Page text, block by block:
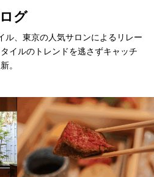
グ
ル、東京の人気サロンによるリレー
イルのトレンドを逃さずキャッチ
。